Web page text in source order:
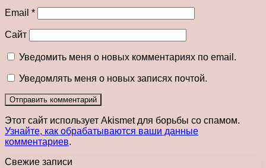
Email *
Сайт
Уведомить меня о новых комментариях по email.
Уведомлять меня о новых записях почтой.
Этот сайт использует Akismet для борьбы со спамом.
Узнайте, как обрабатываются ваши данные
комментариев.
Свежие записи